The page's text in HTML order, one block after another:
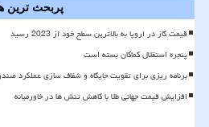
پربحث ترین
قیمت گاز در اروپا به بالاترین سطح خود از 2023 رسید
پنجره استقلال کماکان بسته است
برنامه ریزی برای تقویت جایگاه و شفاف سازی عملکرد
افزایش قیمت جهانی طلا با کاهش تنش ها در خاورمیانه